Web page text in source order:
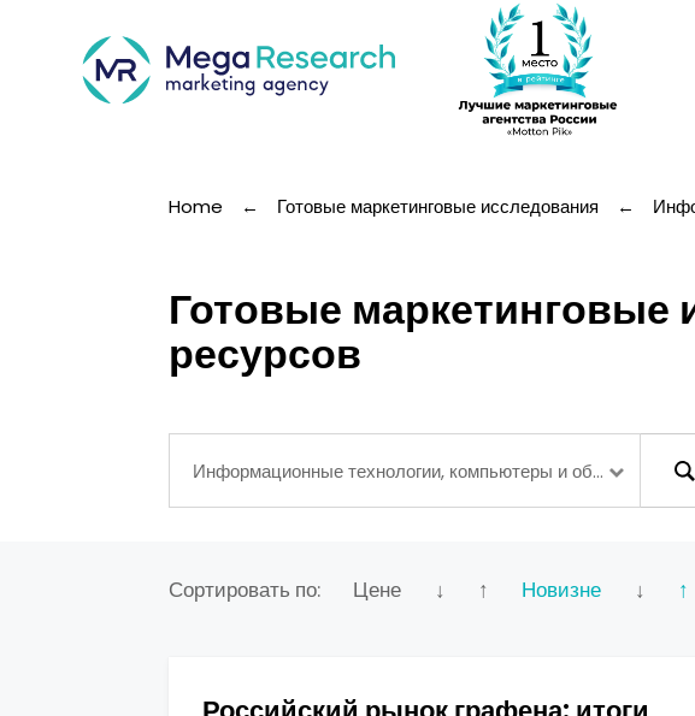
Home ← Готовые маркетинговые исследования ←
Готовые маркетинговые
ресурсов
Информационные технологии, компьютеры и оборудование
Сортировать по: Цене ↓ ↑ Новизне ↓ ↑